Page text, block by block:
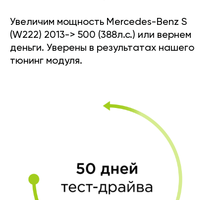
Увеличим мощность Mercedes-Benz S
(W222) 2013-> 500 (388л.с.) или вернем
деньги. Уверены в результатах нашего
тюнинг модуля.